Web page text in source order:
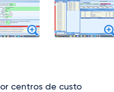
centros de custo